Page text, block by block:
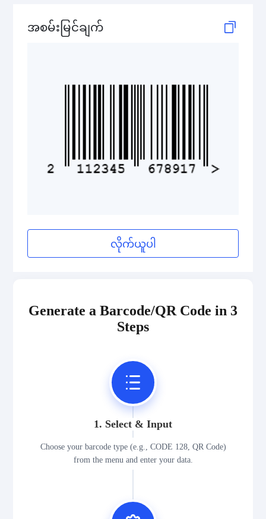
အစမ်းမြင်ချက်
လိုက်ယူပါ
Generate a Barcode/QR Code in 3
Steps
1. Select & Input
Choose your barcode type (e.g., CODE 128, QR Code)
from the menu and enter your data.